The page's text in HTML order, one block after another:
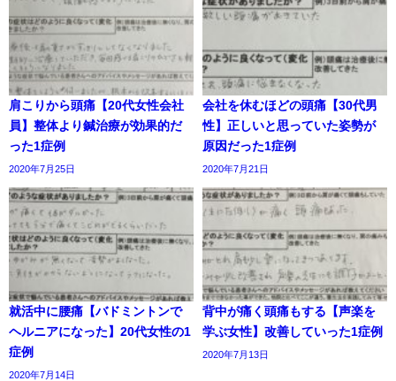
肩こりから頭痛【20代女性会社
員】整体より鍼治療が効果的だ
った1症例
2020年7月25日
会社を休むほどの頭痛【30代男
性】正しいと思っていた姿勢が
原因だった1症例
2020年7月21日
就活中に腰痛【バドミントンで
ヘルニアになった】20代女性の1
症例
2020年7月14日
背中が痛く頭痛もする【声楽を
学ぶ女性】改善していった1症例
2020年7月13日